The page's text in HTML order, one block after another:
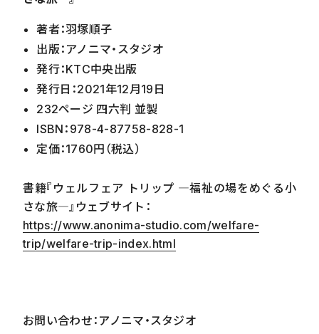
著者：羽塚順子
出版：アノニマ・スタジオ
発行：KTC中央出版
発行日：2021年12月19日
232ページ 四六判 並製
ISBN：978-4-87758-828-1
定価：1760円（税込）
書籍『ウェルフェア トリップ ―福祉の場をめぐる小
さな旅―』 ウェブサイト：
https://www.anonima-studio.com/welfare-
trip/welfare-trip-index.html
お問い合わせ： アノニマ・スタジオ